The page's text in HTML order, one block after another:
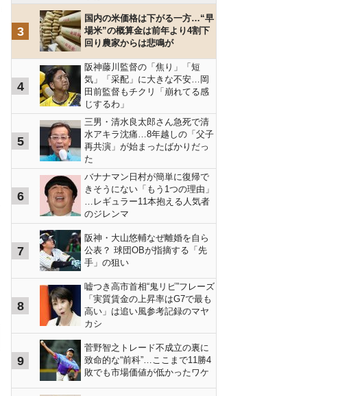
3
国内の米価格は下がる一方…“早
場米”の概算金は前年より4割下
回り農家からは悲鳴が
4
阪神藤川監督の「焦り」「短
気」「采配」に大きな不安…岡
田前監督もチクリ「崩れてる感
じするわ」
5
三男・清水良太郎さん急死で清
水アキラ沈痛…8年越しの「父子
再共演」が始まったばかりだっ
た
6
バナナマン日村が簡単に復帰で
きそうにない「もう1つの理由」
…レギュラー11本抱える人気者
のジレンマ
7
阪神・大山悠輔なぜ離婚を自ら
公表？ 球団OBが指摘する「先
手」の狙い
8
嘘つき高市首相“鬼リピ”フレーズ
「実質賃金の上昇率はG7で最も
高い」は追い風参考記録のマヤ
カシ
9
菅野智之トレード不成立の裏に
致命的な“前科”…ここまで11勝4
敗でも市場価値が低かったワケ